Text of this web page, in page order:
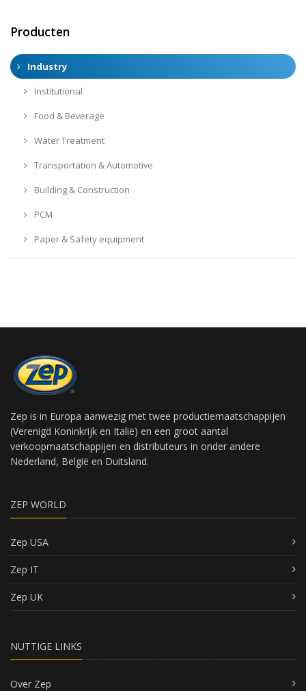
Producten
Industry
Institutional
Food & Beverage
Water Treatment
Transportation & Automotive
Building & Construction
PCM
Paper & Safety equipment
Zep is in Europa aanwezig met twee productiemaatschappijen
(Verenigd Koninkrijk en Italië) en een groot aantal
verkoopmaatschappijen en distributeurs in onder andere
Nederland, België en Duitsland.
ZEP WORLD
Zep USA
Zep IT
Zep UK
NUTTIGE LINKS
Over Zep